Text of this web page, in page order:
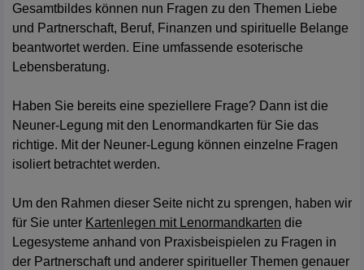
Gesamtbildes können nun Fragen zu den Themen Liebe
und Partnerschaft, Beruf, Finanzen und spirituelle Belange
beantwortet werden. Eine umfassende esoterische
Lebensberatung.
Haben Sie bereits eine speziellere Frage? Dann ist die
Neuner-Legung mit den Lenormandkarten für Sie das
richtige. Mit der Neuner-Legung können einzelne Fragen
isoliert betrachtet werden.
Um den Rahmen dieser Seite nicht zu sprengen, haben wir
für Sie unter Kartenlegen mit Lenormandkarten die
Legesysteme anhand von Praxisbeispielen zu Fragen in
der Partnerschaft und anderer spiritueller Themen genauer